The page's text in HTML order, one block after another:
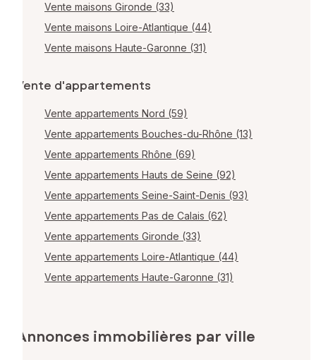
Vente maisons Gironde (33)
Vente maisons Loire-Atlantique (44)
Vente maisons Haute-Garonne (31)
Vente d'appartements
Vente appartements Nord (59)
Vente appartements Bouches-du-Rhône (13)
Vente appartements Rhône (69)
Vente appartements Hauts de Seine (92)
Vente appartements Seine-Saint-Denis (93)
Vente appartements Pas de Calais (62)
Vente appartements Gironde (33)
Vente appartements Loire-Atlantique (44)
Vente appartements Haute-Garonne (31)
Annonces immobilières par ville